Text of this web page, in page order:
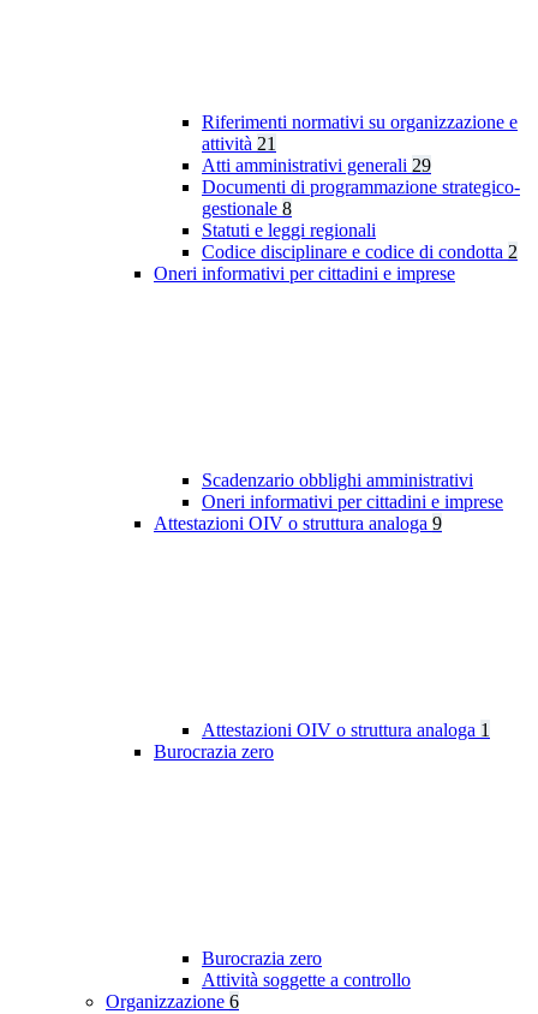
Riferimenti normativi su organizzazione e
attività 21
Atti amministrativi generali 29
Documenti di programmazione strategico-
gestionale 8
Statuti e leggi regionali
Codice disciplinare e codice di condotta 2
Oneri informativi per cittadini e imprese
Scadenzario obblighi amministrativi
Oneri informativi per cittadini e imprese
Attestazioni OIV o struttura analoga 9
Attestazioni OIV o struttura analoga 1
Burocrazia zero
Burocrazia zero
Attività soggette a controllo
Organizzazione 6